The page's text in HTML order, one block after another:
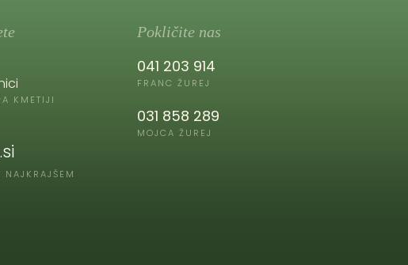
KMETIJI
Pokličite nas
041 203 914
FRANC ŽUREJ
031 858 289
MOJCA ŽUREJ